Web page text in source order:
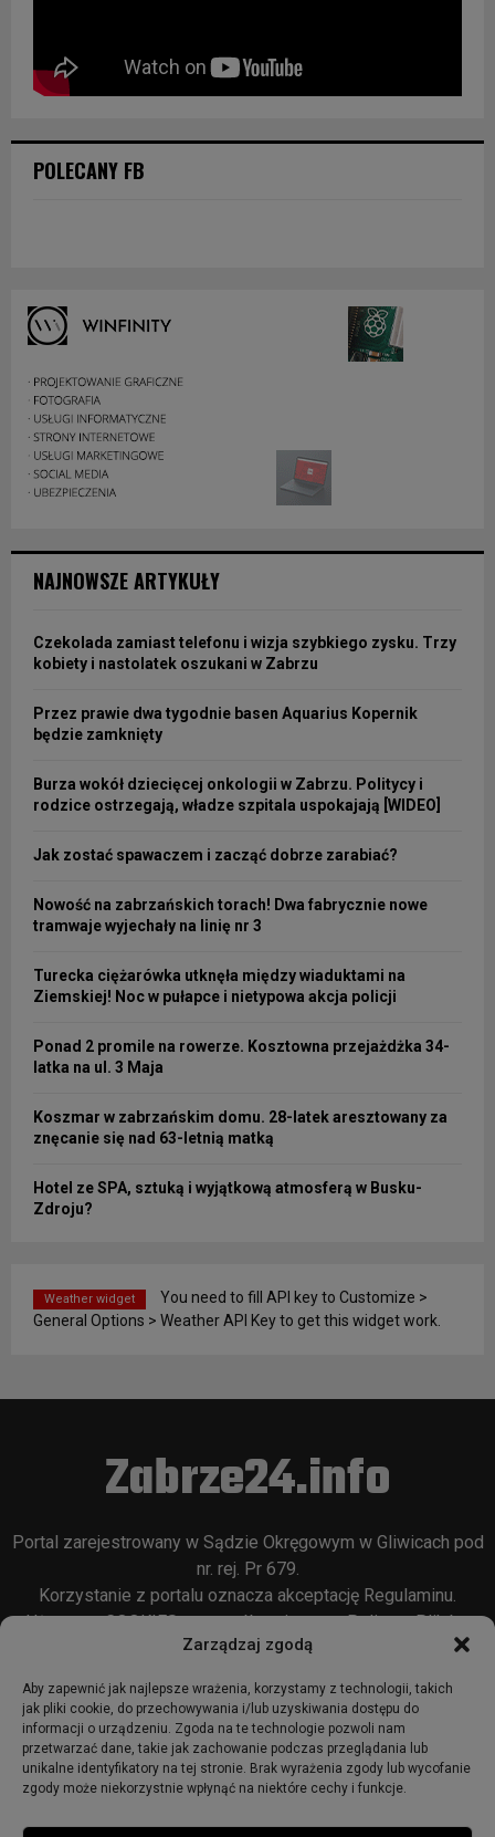
Zarządzaj zgodą
Aby zapewnić jak najlepsze wrażenia, korzystamy z technologii, takich
jak pliki cookie, do przechowywania i/lub uzyskiwania dostępu do
informacji o urządzeniu. Zgoda na te technologie pozwoli nam
przetwarzać dane, takie jak zachowanie podczas przeglądania lub
unikalne identyfikatory na tej stronie. Brak wyrażenia zgody lub wycofanie
zgody może niekorzystnie wpłynąć na niektóre cechy i funkcje.
POLECANY FB
NAJNOWSZE ARTYKUŁY
Czekolada zamiast telefonu i wizja szybkiego zysku. Trzy
kobiety i nastolatek oszukani w Zabrzu
Przez prawie dwa tygodnie basen Aquarius Kopernik
będzie zamknięty
Burza wokół dziecięcej onkologii w Zabrzu. Politycy i
rodzice ostrzegają, władze szpitala uspokajają [WIDEO]
Jak zostać spawaczem i zacząć dobrze zarabiać?
Nowość na zabrzańskich torach! Dwa fabrycznie nowe
tramwaje wyjechały na linię nr 3
Turecka ciężarówka utknęła między wiaduktami na
Ziemskiej! Noc w pułapce i nietypowa akcja policji
Ponad 2 promile na rowerze. Kosztowna przejażdżka 34-
latka na ul. 3 Maja
Koszmar w zabrzańskim domu. 28-latek aresztowany za
znęcanie się nad 63-letnią matką
Hotel ze SPA, sztuką i wyjątkową atmosferą w Busku-
Zdroju?
Weather widget
You need to fill API key to Customize >
General Options > Weather API Key to get this widget work.
Zabrze24.info
Portal zarejestrowany w Sądzie Okręgowym w Gliwicach pod
nr. rej. Pr 679.
Korzystanie z portalu oznacza akceptację Regulaminu.
Używamy COOKIES w sposób opisany wPolityce Plików
Cookie
© 2018 - zabrze24.info.